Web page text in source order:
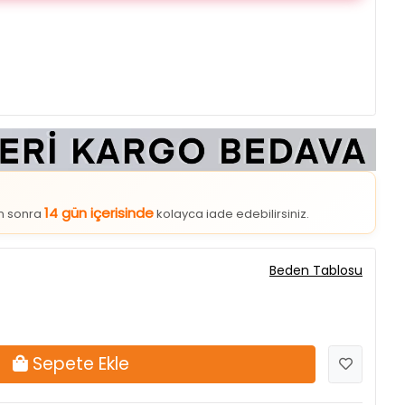
sonra14 gün içerisindekolayca iade edebilirsiniz.